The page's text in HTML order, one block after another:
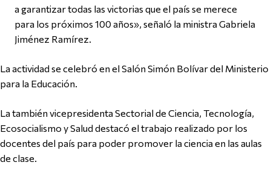
a garantizar todas las victorias que el país se merece
para los próximos 100 años», señaló la ministra Gabriela
Jiménez Ramírez.
La actividad se celebró en el Salón Simón Bolívar del Ministerio
para la Educación.
La también vicepresidenta Sectorial de Ciencia, Tecnología,
Ecosocialismo y Salud destacó el trabajo realizado por los
docentes del país para poder promover la ciencia en las aulas
de clase.